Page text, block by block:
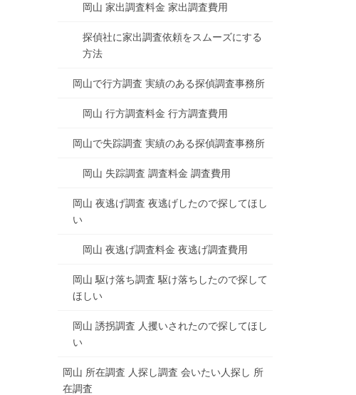
岡山 家出調査料金 家出調査費用
探偵社に家出調査依頼をスムーズにする
方法
岡山で行方調査 実績のある探偵調査事務所
岡山 行方調査料金 行方調査費用
岡山で失踪調査 実績のある探偵調査事務所
岡山 失踪調査 調査料金 調査費用
岡山 夜逃げ調査 夜逃げしたので探してほし
い
岡山 夜逃げ調査料金 夜逃げ調査費用
岡山 駆け落ち調査 駆け落ちしたので探して
ほしい
岡山 誘拐調査 人攫いされたので探してほし
い
岡山 所在調査 人探し調査 会いたい人探し 所
在調査